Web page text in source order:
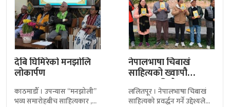
देबि घिमिरेको मनझोलि
लोकार्पण
काठमाडौँ । उपन्यास “मनझोली”
भव्य समारोहबीच साहित्यकार ,
नेपालभाषा चिबाखं
साहित्यको ख्वाःपौ
(मुखपत्र) विमोचन
ललितपूर । नेपालभाषा चिबाखं
साहित्यको प्रवर्द्धन गर्ने उद्देश्यले